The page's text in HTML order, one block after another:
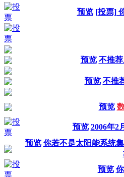
预览 [投票]
预览 不推
预览 不推
预览
预览 2006年2
预览 你若不是太阳能系统
预览